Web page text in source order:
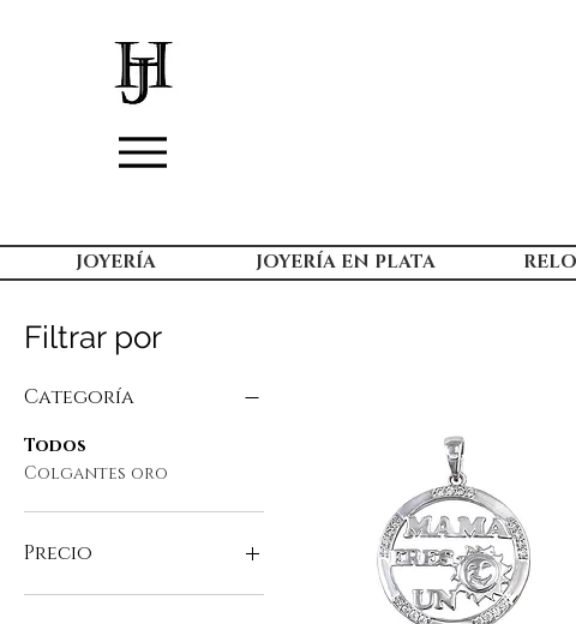
JOYERÍA JOYERÍA EN PLATA
Filtrar por
Categoría
Todos
Colgantes oro
Precio